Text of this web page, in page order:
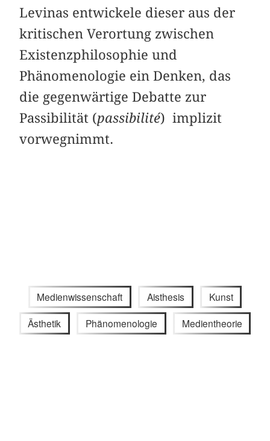
Levinas entwickele dieser aus der
kritischen Verortung zwischen
Existenzphilosophie und
Phänomenologie ein Denken, das
die gegenwärtige Debatte zur
Passibilität (passibilité) implizit
vorwegnimmt.
Medienwissenschaft Aisthesis Kunst
Ästhetik Phänomenologie Medientheorie